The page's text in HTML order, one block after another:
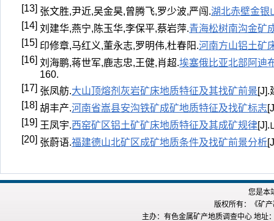
[13] 张文胜,尹近,吴金昊,曾腾飞,罗少波,严闯.湖北赤壁金银
[14] 刘建华,燕宁,陈玉华,李保平,蔡岩萍.青海松树南沟金矿
[15] 印修章,马红义,董永志,罗明伟,杜春阳.河南方山铝土矿
[16] 刘海鹏,蒋世军,鹿志忠,王健,肖超.埃塞俄比亚北部阿迪
160.
[17] 张凤舫.大山顶熔剂灰岩矿床地质特征及其找矿前景[J].
[18] 胡丰产.河南省嵩县安沟铁矿成矿地质特征及找矿标志
[19] 王凤宇.西窑矿区铝土矿矿床地质特征及其成矿规律[J].
[20] 张蔚语.福建德山北矿区成矿地质条件及找矿前景分析
您是
版权所有：《矿
主办：有色金属矿产地质调查中心 地址